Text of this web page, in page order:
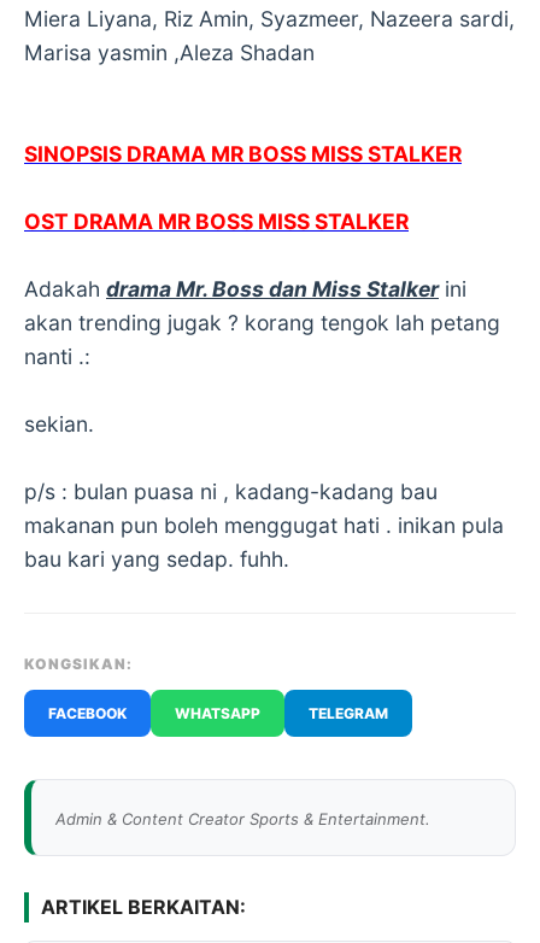
Miera Liyana, Riz Amin, Syazmeer, Nazeera sardi,
Marisa yasmin ,Aleza Shadan
SINOPSIS DRAMA MR BOSS MISS STALKER
OST DRAMA MR BOSS MISS STALKER
Adakah drama Mr. Boss dan Miss Stalkerini
akan trending jugak ? korang tengok lah petang
nanti .:
sekian.
p/s : bulan puasa ni , kadang-kadang bau
makanan pun boleh menggugat hati . inikan pula
bau kari yang sedap. fuhh.
KONGSIKAN:
FACEBOOK WHATSAPP TELEGRAM
Admin & Content Creator Sports & Entertainment.
ARTIKEL BERKAITAN: